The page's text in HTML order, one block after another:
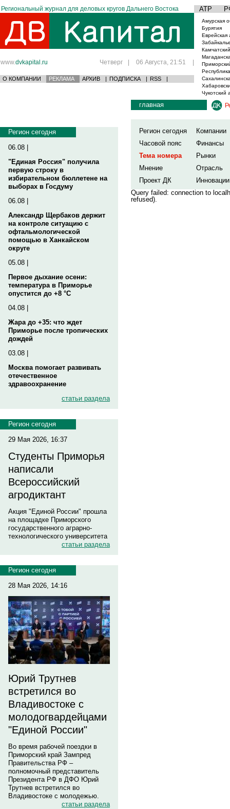
Региональный журнал для деловых кругов Дальнего Востока АТР
www.dvkapital.ru Четверг | 06 Августа, 21:51 |
О КОМПАНИИ РЕКЛАМА АРХИВ | ПОДПИСКА | RSS |
Амурская
Бурятия
Еврейская
Чукотский
Регион сегодня
06.08 |
"Единая Россия" получила
первую строку в
избирательном бюллетене на
выборах в Госдуму
06.08 |
Александр Щербаков держит
на контроле ситуацию с
офтальмологической
помощью в Ханкайском
округе
05.08 |
Первое дыхание осени:
температура в Приморье
опустится до +8 °C
04.08 |
Жара до +35: что ждет
Приморье после тропических
дождей
03.08 |
Москва помогает развивать
отечественное
здравоохранение
статьи раздела
Регион сегодня
29 Мая 2026, 16:37
Студенты Приморья
написали
Всероссийский
агродиктант
Акция "Единой России" прошла
на площадке Приморского
государственного аграрно-
технологического университета
статьи раздела
Регион сегодня
28 Мая 2026, 14:16
Юрий Трутнев
встретился во
Владивостоке с
молодогвардейцами
"Единой России"
Во время рабочей поездки в
Приморский край Зампред
Правительства РФ –
полномочный представитель
Президента РФ в ДФО Юрий
Трутнев встретился во
Владивостоке с молодежью.
статьи раздела
главная
Регион сегодня
Компании
Часовой пояс
Финансы
Тема номера
Рынки
Мнение
Отрасль
Проект ДК
Инновации
Query failed: connection to
refused).